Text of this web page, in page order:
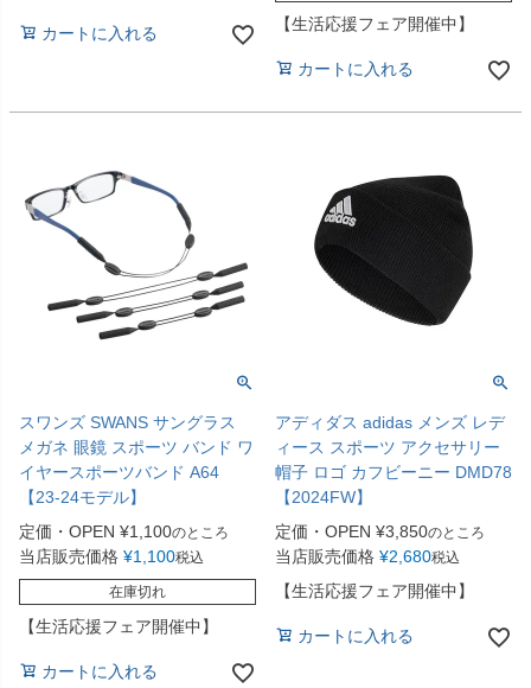
カートに入れる 【生活応援フェア開催中】
カートに入れる
スワンズ SWANS サングラス
メガネ 眼鏡 スポーツ バンド ワ
イヤースポーツバンド A64
【23-24モデル】
定価・OPEN ¥1,100のところ
当店販売価格 ¥1,100税込
在庫切れ
【生活応援フェア開催中】
カートに入れる
アディダス adidas メンズ レデ
ィース スポーツ アクセサリー
帽子 ロゴ カフビーニー DMD78
【2024FW】
定価・OPEN ¥3,850のところ
当店販売価格 ¥2,680税込
【生活応援フェア開催中】
カートに入れる